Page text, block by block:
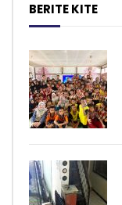
BERITE KITE